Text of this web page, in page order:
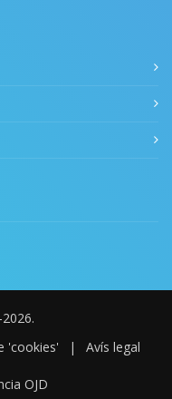
'cookies' | Avís legal
OJD